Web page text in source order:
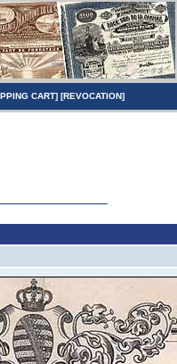
CART] [REVOCATION]